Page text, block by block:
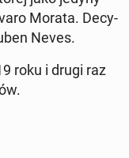
Morata. De­cy­
Neves.
roku i drugi raz